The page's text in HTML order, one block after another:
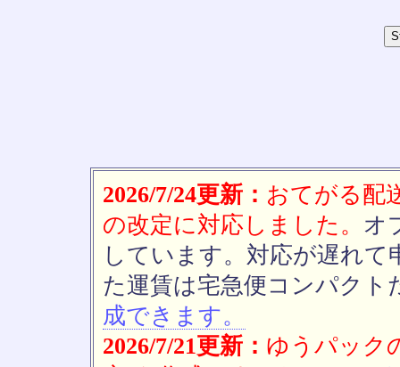
2026/7/24更新： おてがる配
の改定に対応しました。 オ
しています。対応が遅れ
た運賃は宅急便コンパクト
成できます。
2026/7/21更新： ゆうパック